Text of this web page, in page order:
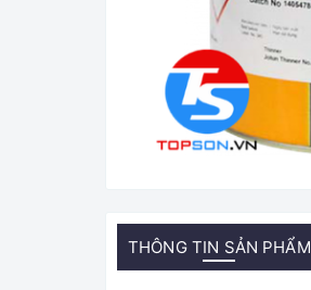
THÔNG TIN SẢN PHẨM